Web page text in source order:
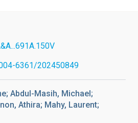
6361/202450849
Abdul-Masih, Michael;
Athira; Mahy, Laurent;